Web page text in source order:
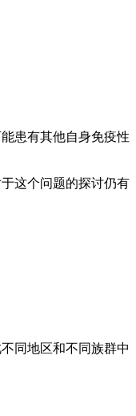
患有其他自身免疫性
这个问题的探讨仍有
同地区和不同族群中